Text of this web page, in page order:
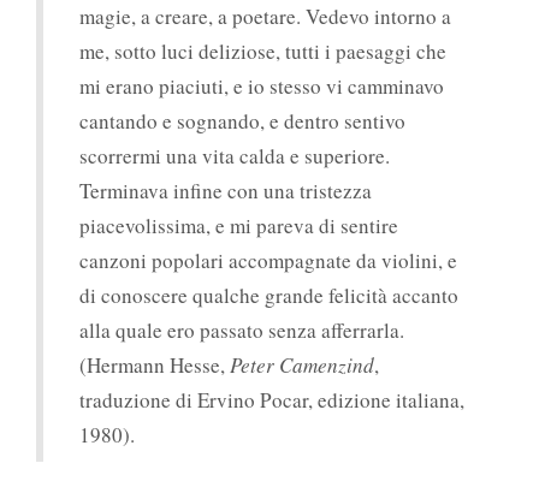
magie, a creare, a poetare. Vedevo intorno a
me, sotto luci deliziose, tutti i paesaggi che
mi erano piaciuti, e io stesso vi camminavo
cantando e sognando, e dentro sentivo
scorrermi una vita calda e superiore.
Terminava infine con una tristezza
piacevolissima, e mi pareva di sentire
canzoni popolari accompagnate da violini, e
di conoscere qualche grande felicità accanto
alla quale ero passato senza afferrarla.
(Hermann Hesse, Peter Camenzind,
traduzione di Ervino Pocar, edizione italiana,
1980).